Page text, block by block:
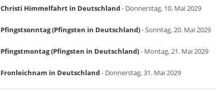
Christi Himmelfahrt in Deutschland- Donnerstag, 10. Mai 2029
Pfingstsonntag (Pfingsten in Deutschland)- Sonntag, 20. Mai 2029
Pfingstmontag (Pfingsten in Deutschland)- Montag, 21. Mai 2029
Fronleichnam in Deutschland- Donnerstag, 31. Mai 2029